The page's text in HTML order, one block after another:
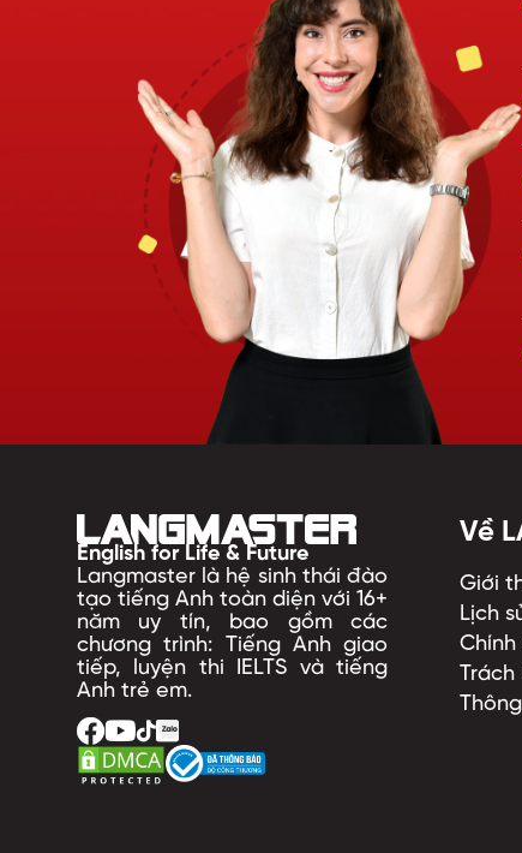
English for Life & Future
Langmaster là hệ sinh thái đào
tạo tiếng Anh toàn diện với 16+
năm uy tín, bao gồm các
chương trình: Tiếng Anh giao
tiếp, luyện thi IELTS và tiếng
Anh trẻ em.
Về
Giới
Lịch
Trách